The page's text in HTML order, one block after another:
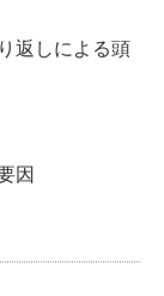
返しによる頭
因